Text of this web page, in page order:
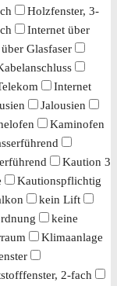
Holzfenster, 3-
Internet über
Glasfaser
Internet
Jalousien
Kaminofen
Kaution 3
Kautionspflichtig
kein Lift
keine
Klimaanlage
2-fach